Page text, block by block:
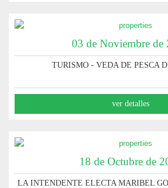
03 de Noviembre de
TURISMO - VEDA DE PESCA
ver detalles
18 de Octubre de
LA INTENDENTE ELECTA MARIBEL